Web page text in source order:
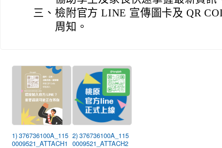
三、 檢附官方 LINE 宣傳圖卡及 QR
周知。
1) 376736100A_115
0009521_ATTACH1
2) 376736100A_115
0009521_ATTACH2